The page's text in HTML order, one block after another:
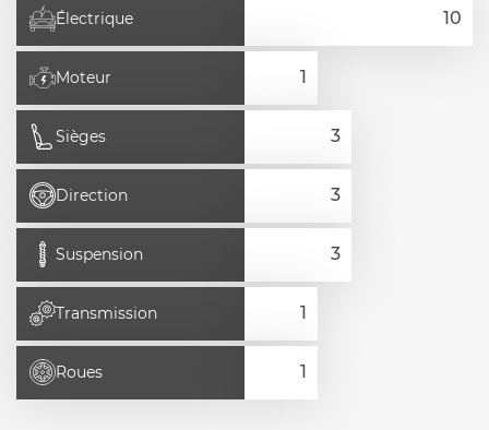
Électrique
Moteur
Sièges
Direction
Suspension
Transmission
Roues